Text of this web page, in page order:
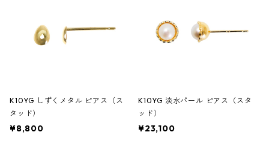
K10YG しずくメタル ピアス（ス
タッド）
¥8,800
K10YG 淡水パール ピアス（スタ
ッド）
¥23,100